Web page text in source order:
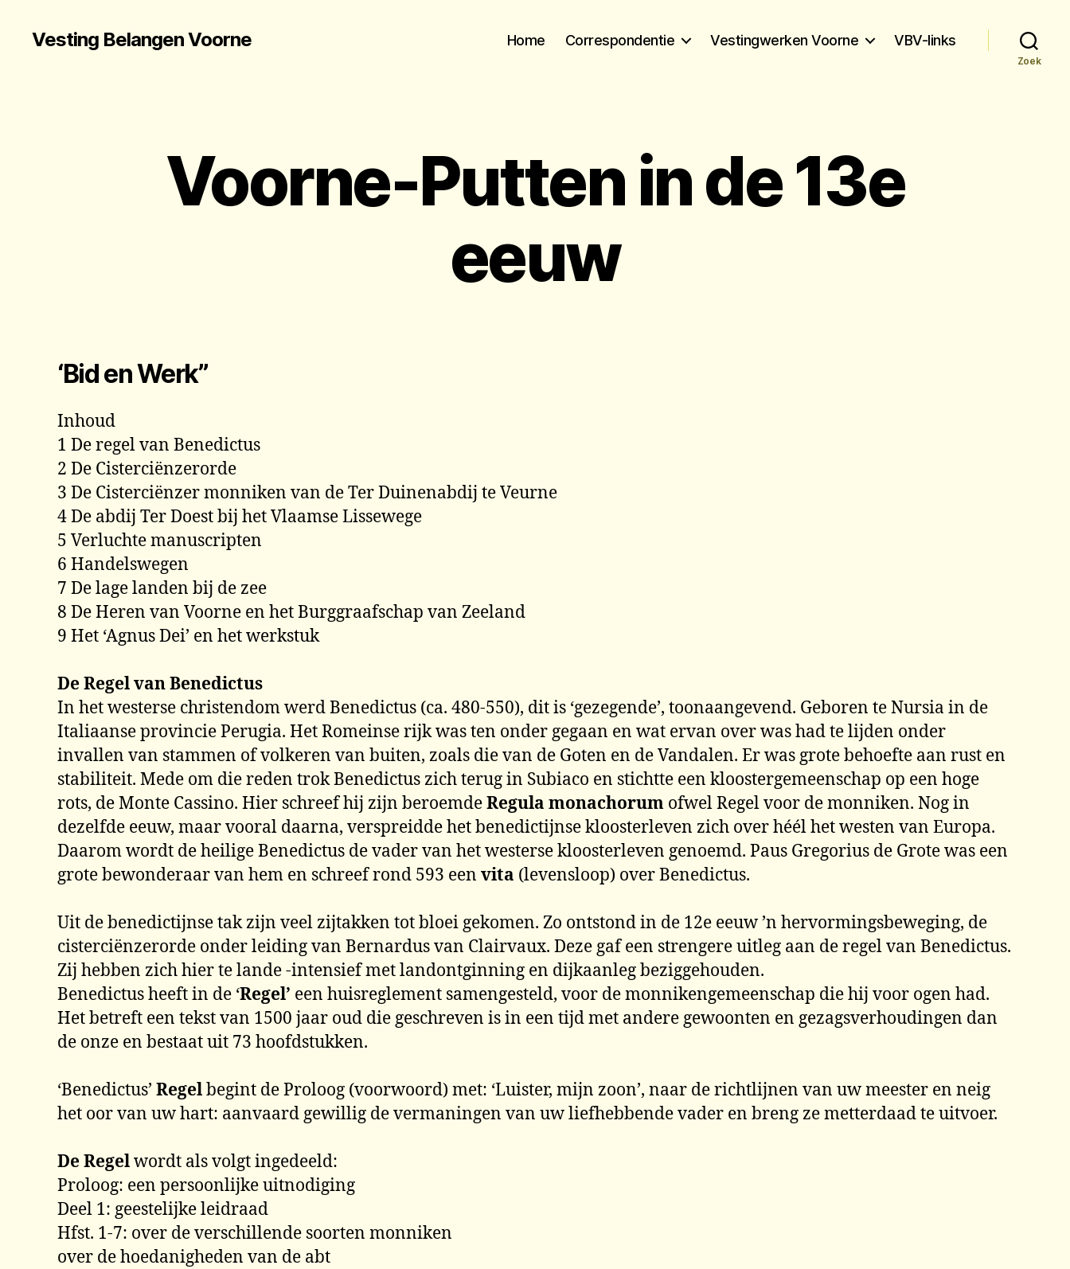
Vesting Belangen Voorne Home Correspondentie Vestingwerken Voorne VBV-links
Zoek
Voorne-Putten in de 13e
eeuw
‘Bid en Werk”
Inhoud
1 De regel van Benedictus
2 De Cisterciënzerorde
3 De Cisterciënzer monniken van de Ter Duinenabdij te Veurne
4 De abdij Ter Doest bij het Vlaamse Lissewege
5 Verluchte manuscripten
6 Handelswegen
7 De lage landen bij de zee
8 De Heren van Voorne en het Burggraafschap van Zeeland
9 Het ‘Agnus Dei’ en het werkstuk
De Regel van Benedictus
In het westerse christendom werd Benedictus (ca. 480-550), dit is ‘gezegende’, toonaangevend. Geboren te Nursia in de
Italiaanse provincie Perugia. Het Romeinse rijk was ten onder gegaan en wat ervan over was had te lijden onder
invallen van stammen of volkeren van buiten, zoals die van de Goten en de Vandalen. Er was grote behoefte aan rust en
stabiliteit. Mede om die reden trok Benedictus zich terug in Subiaco en stichtte een kloostergemeenschap op een hoge
rots, de Monte Cassino. Hier schreef hij zijn beroemdeRegula monachorum ofwel Regel voor de monniken. Nog in
dezelfde eeuw, maar vooral daarna, verspreidde het benedictijnse kloosterleven zich over héél het westen van Europa.
Daarom wordt de heilige Benedictus de vader van het westerse kloosterleven genoemd. Paus Gregorius de Grote was een
grote bewonderaar van hem en schreef rond 593 een vita (levensloop) over Benedictus.
Uit de benedictijnse tak zijn veel zijtakken tot bloei gekomen. Zo ontstond in de 12e eeuw ’n hervormingsbeweging, de
cisterciënzerorde onder leiding van Bernardus van Clairvaux. Deze gaf een strengere uitleg aan de regel van Benedictus.
Zij hebben zich hier te lande -intensief met landontginning en dijkaanleg beziggehouden.
Benedictus heeft in de ‘Regel’ een huisreglement samengesteld, voor de monnikengemeenschap die hij voor ogen had.
Het betreft een tekst van 1500 jaar oud die geschreven is in een tijd met andere gewoonten en gezagsverhoudingen dan
de onze en bestaat uit 73 hoofdstukken.
‘Benedictus’ Regelbegint de Proloog (voorwoord) met: ‘Luister, mijn zoon’, naar de richtlijnen van uw meester en neig
het oor van uw hart: aanvaard gewillig de vermaningen van uw liefhebbende vader en breng ze metterdaad te uitvoer.
De Regelwordt als volgt ingedeeld:
Proloog: een persoonlijke uitnodiging
Deel 1: geestelijke leidraad
Hfst. 1-7: over de verschillende soorten monniken
over de hoedanigheden van de abt